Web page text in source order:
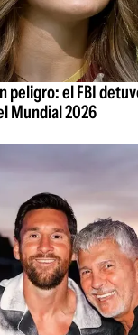
peligro: el FBI
Mundial 2026